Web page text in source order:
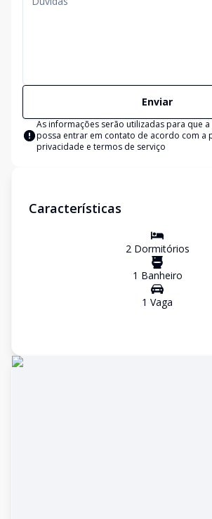
Enviar
As informações serão utilizadas para que
possa entrar em contato de acordo com a
privacidade e termos de serviço
Características
2Dormitórios
1 Banheiro
1 Vaga